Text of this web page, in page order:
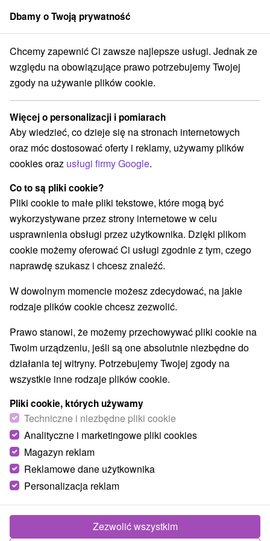
członek grupySorger
Pobyt SENIOR: Pobyt dla osób starszych, aktywnych i zdrowych
Pobyt SENIOR: Pobyt dla osób
starszych, aktywnych i zdrowych
Uzdrowisko Nimnica Nimnica
Wybierz datę
Przejdź do lokalizacji
9,2 doskonały·451 recenzji
Dbamy o Twoją prywatność
Chcemy zapewnić Ci zawsze najlepsze usługi. Jednak ze
względu na obowiązujące prawo potrzebujemy Twojej
zgody na używanie plików cookie.
Więcej o personalizacji i pomiarach
Aby wiedzieć, co dzieje się na stronach internetowych
oraz móc dostosować oferty i reklamy, używamy plików
cookies oraz usługi firmy Google.
Co to są pliki cookie?
Pliki cookie to małe pliki tekstowe, które mogą być
wykorzystywane przez strony internetowe w celu
usprawnienia obsługi przez użytkownika. Dzięki plikom
cookie możemy oferować Ci usługi zgodnie z tym, czego
naprawdę szukasz i chcesz znaleźć.
W dowolnym momencie możesz zdecydować, na jakie
rodzaje plików cookie chcesz zezwolić.
Prawo stanowi, że możemy przechowywać pliki cookie na
Twoim urządzeniu, jeśli są one absolutnie niezbędne do
działania tej witryny. Potrzebujemy Twojej zgody na
wszystkie inne rodzaje plików cookie.
Pliki cookie, których używamy
Techniczne i niezbędne pliki cookie
Analityczne i marketingowe pliki cookies
Magazyn reklam
Reklamowe dane użytkownika
Personalizacja reklam
Zezwolić wszystkim